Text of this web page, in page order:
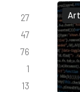
27
47
76
1
13